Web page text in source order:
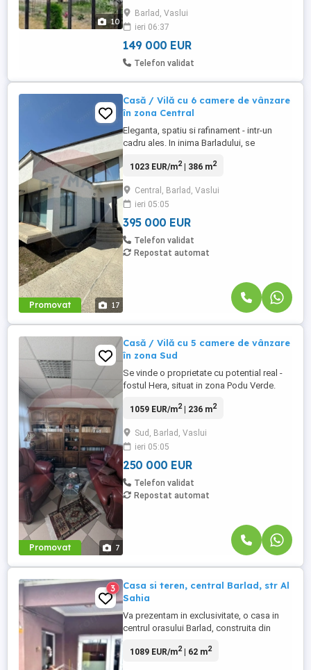
10
fiecare etapă a construcției și materiale de
calitate. Proprietatea este situată pe
strada Anastasie Panu, ...
Barlad, Vaslui
ieri 06:37
149 000 EUR
Telefon validat
Promovat 17
Casă / Vilă cu 6 camere de vânzare
în zona Central
Eleganta, spatiu si rafinament - intr-un
cadru ales. In inima Barladului, se
remarcabila, ccreata pentru cei care cauta
pe parter si etaj, este o adevarata
declaratie de stil: mobilata cu gust,
bucatarie open space, care se continua ...
1023 EUR/m2| 386 m2
Central, Barlad, Vaslui
ieri 05:05
395 000 EUR
Telefon validat
Repostat automat
Promovat 7
Casă / Vilă cu 5 camere de vânzare
în zona Sud
Se vinde o proprietate cu potential real -
fostul Hera, situat in zona Podu Verde.
doua spatii tip bar, casa locuibila.
devin tot mai rare, iar aceata ofera multiple
posibilitati de dezvoltare. Depinde foarte
mult ...
1059 EUR/m2| 236 m2
Sud, Barlad, Vaslui
ieri 05:05
250 000 EUR
Telefon validat
Repostat automat
3
Casa si teren, central Barlad, str Al
Sahia
Va prezentam in exclusivitate, o casa in
centrul orasului Barlad, construita din
mp, in zona Piata Barlad, in spatele fostei
1089 EUR/m2| 62 m2